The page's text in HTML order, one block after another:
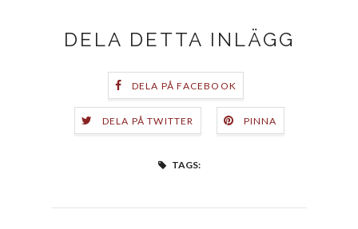
DELA DETTA INLÄGG
DELA PÅ FACEBOOK
DELA PÅ TWITTER PINNA
TAGS: